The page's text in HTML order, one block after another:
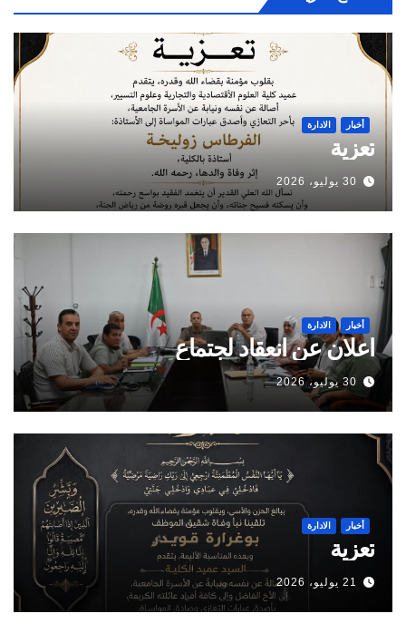
أخبار الادارة
تعزية
30 يوليو، 2026
أخبار الادارة
اعلان عن انعقاد لجتماع
30 يوليو، 2026
أخبار الادارة
تعزية
21 يوليو، 2026